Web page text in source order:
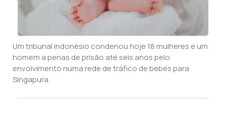
Um tribunal indonésio condenou hoje 18 mulheres e um
homem a penas de prisão até seis anos pelo
envolvimento numa rede de tráfico de bebés para
Singapura.